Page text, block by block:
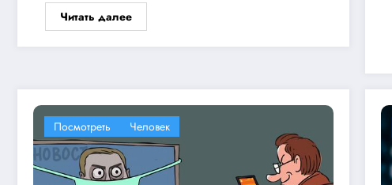
Читать далее
Посмотреть Человек